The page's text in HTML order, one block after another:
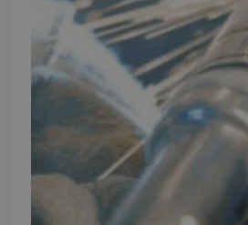
Artikler
TMP Historie
Cookie og
Salgs- og
Vores brands
Telefontider
Mandag - Torsdag
09:00
09:00
Weekend